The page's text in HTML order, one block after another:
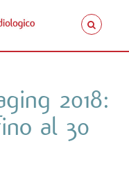
2018:
al 30